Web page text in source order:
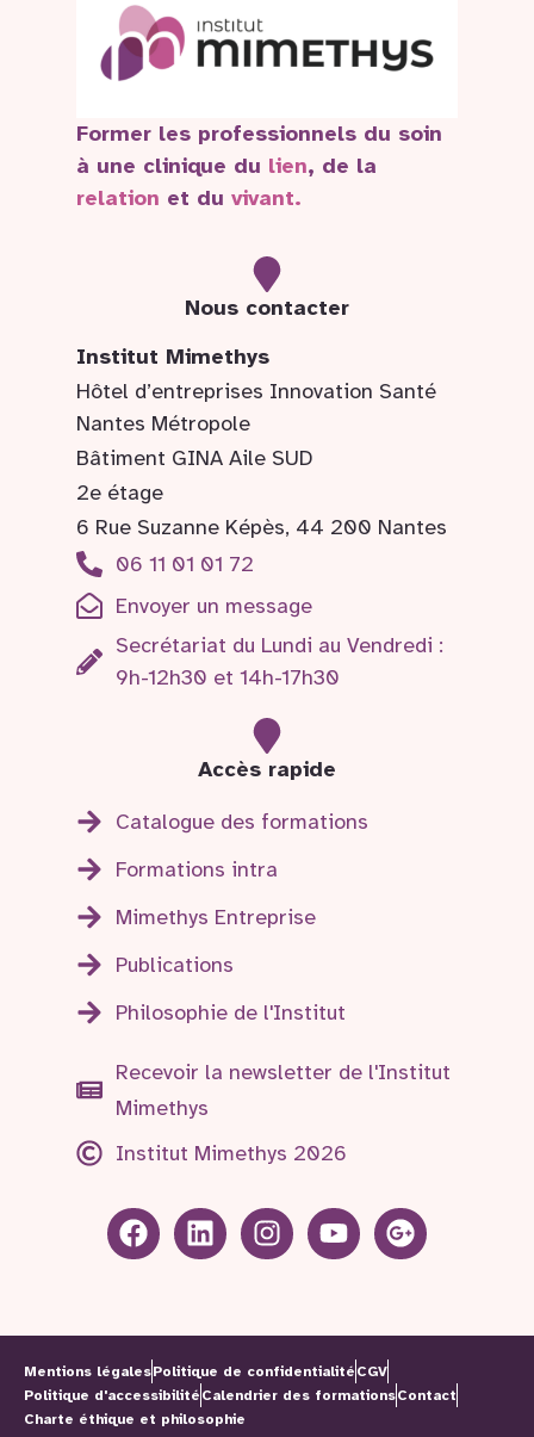
Former les professionnels du soin
à une clinique du lien, de la
relation et du vivant.
Nous contacter
Institut Mimethys
Hôtel d’entreprises Innovation Santé
Nantes Métropole
Bâtiment GINA Aile SUD
2e étage
6 Rue Suzanne Képès, 44 200 Nantes
06 11 01 01 72
Envoyer un message
Secrétariat du Lundi au Vendredi :
9h-12h30 et 14h-17h30
Accès rapide
Catalogue des formations
Formations intra
Mimethys Entreprise
Publications
Philosophie de l'Institut
Recevoir la newsletter de l'Institut
Mimethys
Institut Mimethys 2026
Mentions légalesPolitique de confidentialité CGV
Politique d'accessibilité Calendrier des formationsContact
Charte éthique et philosophie